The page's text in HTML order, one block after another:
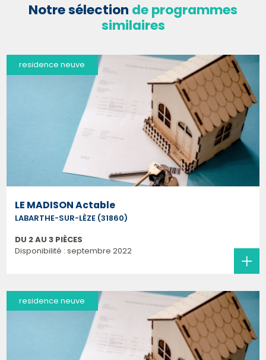
Notre sélection de programmes
similaires
residence neuve
LE MADISON Actable
LABARTHE-SUR-LÈZE (31860)
DU 2 AU 3 PIÈCES
Disponibilité : septembre 2022
residence neuve